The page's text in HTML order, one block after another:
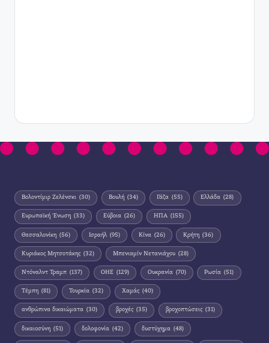
Βολοντίμιρ Ζελένσκι (30) Βουλή (34) Γάζα (55) Ελλάδα (28)
Ευρωπαϊκή Ένωση (33) Εύβοια (26) ΗΠΑ (155)
Θεσσαλονίκη (56) Ισραήλ (95) Κίνα (26) Κρήτη (36)
Κυριάκος Μητσοτάκης (32) Μπενιαμίν Νετανιάχου (28)
Ντόναλντ Τραμπ (137) ΟΗΕ (129) Ουκρανία (70) Ρωσία (51)
Τέμπη (81) Τουρκία (32) Χαμάς (40)
ανθρώπινα δικαιώματα (30) βροχές (35) βροχοπτώσεις (31)
δικαιοσύνη (51) δολοφονία (42) δυστύχημα (48)